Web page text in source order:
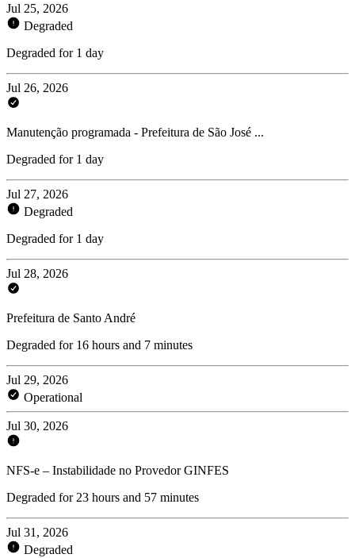
Jul 25, 2026
Degraded
Degraded for 1 day
Jul 26, 2026
Manutenção programada - Prefeitura de São José ...
Degraded for 1 day
Jul 27, 2026
Degraded
Degraded for 1 day
Jul 28, 2026
Prefeitura de Santo André
Degraded for 16 hours and 7 minutes
Jul 29, 2026
Operational
Jul 30, 2026
NFS-e – Instabilidade no Provedor GINFES
Degraded for 23 hours and 57 minutes
Jul 31, 2026
Degraded